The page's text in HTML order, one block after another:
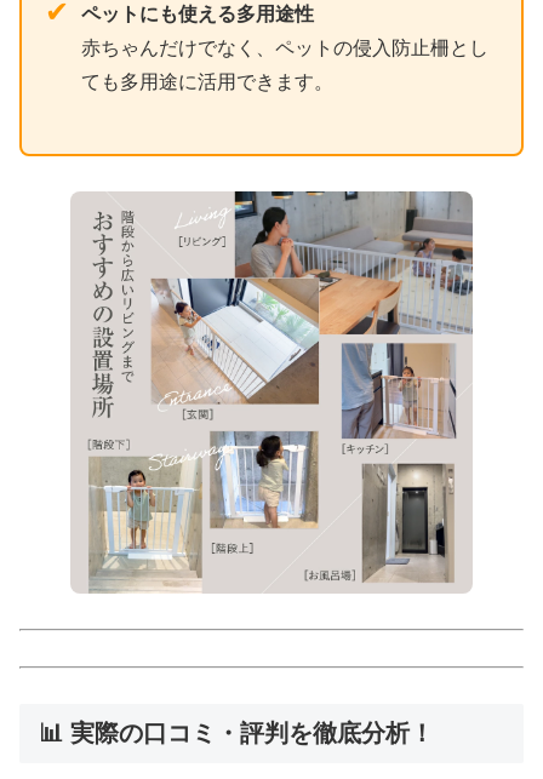
✔
ペットにも使える多用途性
赤ちゃんだけでなく、ペットの侵入防止柵とし
ても多用途に活用できます。
📊 実際の口コミ・評判を徹底分析！